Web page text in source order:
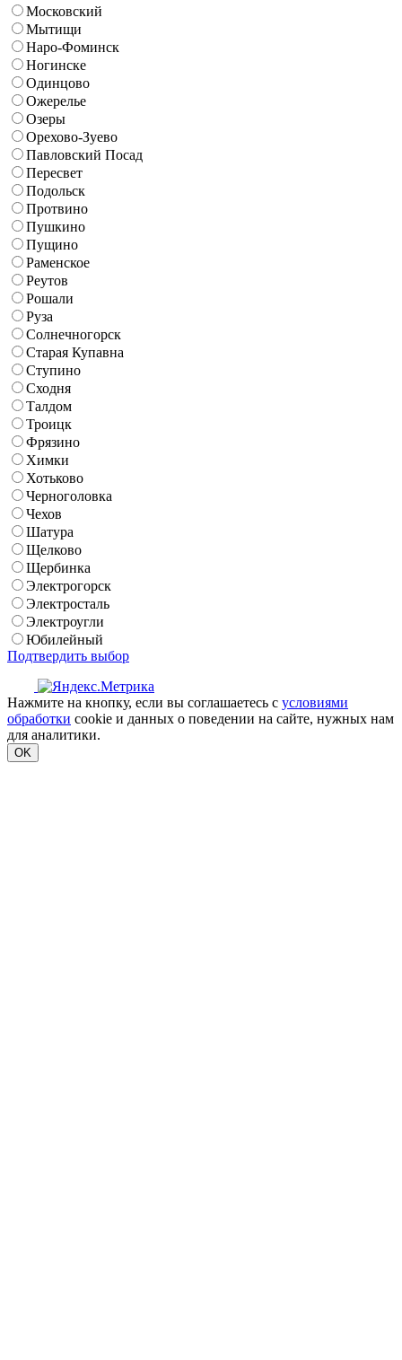
Московский
Мытищи
Наро-Фоминск
Ногинске
Одинцово
Ожерелье
Озеры
Орехово-Зуево
Павловский Посад
Пересвет
Подольск
Протвино
Пушкино
Пущино
Раменское
Реутов
Рошали
Руза
Солнечногорск
Старая Купавна
Ступино
Сходня
Талдом
Троицк
Фрязино
Химки
Хотьково
Черноголовка
Чехов
Шатура
Щелково
Щербинка
Электрогорск
Электросталь
Электроугли
Юбилейный
Подтвердить выбор
Нажмите на кнопку, если вы соглашаетесь с условиями
обработки cookie и данных о поведении на сайте, нужных нам
для аналитики.
OK